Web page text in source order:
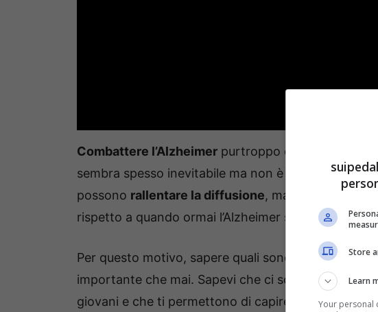
Combattere l’Alzheimer purtroppo è tutto meno
sembra spesso inevitabile ma non è sempre così.
possono rallentare la diffusione, ma questi
rispetto a quando ormai l’Alzheimer sta colpendo.
Per questo motivo, sapere quali sono i sintomi
importante che mai. Sapevi che ci sono
quattro
giovani e che ti permettono di capire che c’è
Store
Learn
Your personal